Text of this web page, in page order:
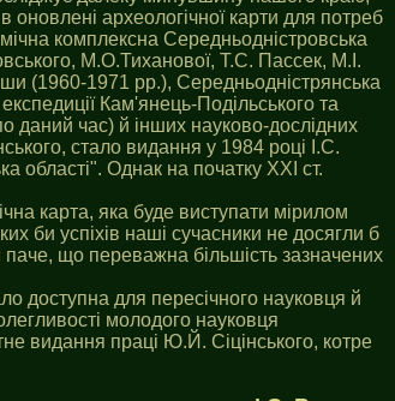
оновлені археологічної карти для потреб
комплексна Середньодністровська
М.О.Тиханової, Т.С. Пассек, М.І.
(1960-1971 рр.), Середньодністрянська
Кам'янець-Подільського та
даний час) й інших науково-дослідних
стало видання у 1984 році І.С.
області". Однак на початку ХХІ ст.
карта, яка буде виступати мірилом
би успіхів наші сучасники не досягли б
паче, що переважна більшість зазначених
доступна для пересічного науковця й
молодого науковця
видання праці Ю.Й. Сіцінського, котре